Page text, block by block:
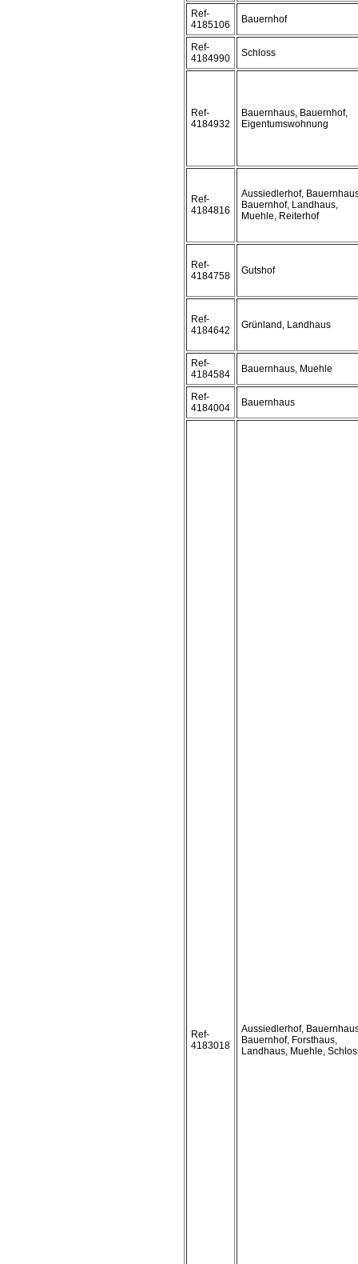
Ref-
4185106
Bauernhof
Ref-
4184990
Schloss
Ref-
4184932
Bauernhaus, Bauernhof,
Eigentumswohnung
Ref-
4184816
Aussiedlerhof,
Bauernhof, Landhaus,
Muehle, Reiterhof
Ref-
4184758
Gutshof
Ref-
4184642
Grünland, Landhaus
Ref-
4184584
Bauernhaus, Muehle
Ref-
4184004
Bauernhaus
Ref-
4183018
Aussiedlerhof,
Bauernhof, Forsthaus,
Landhaus, Muehle,